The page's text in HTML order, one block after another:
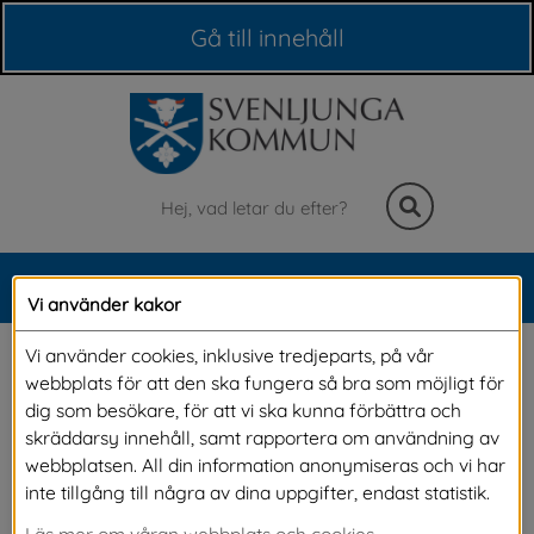
Gå till innehåll
Sök
Meny
Användning av AI
Vi vill möta framtiden på ett smart och
ansvarsfullt sätt. Ny teknik, som exempelvis AI
(artificiell intelligens), kan hjälpa oss att ge dig
Vi använder kakor
Vi använder cookies, inklusive tredjeparts, på vår
webbplats för att den ska fungera så bra som möjligt för
dig som besökare, för att vi ska kunna förbättra och
skräddarsy innehåll, samt rapportera om användning av
webbplatsen. All din information anonymiseras och vi har
inte tillgång till några av dina uppgifter, endast statistik.